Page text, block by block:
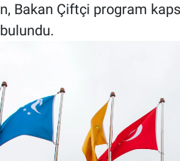
Bakan Çiftçi program